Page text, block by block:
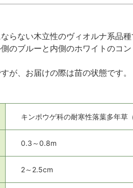
らない木立性のヴィオルナ系品
のブルーと内側のホワイトのコ
が、お届けの際は苗の状態です。
キンポウゲ科の耐寒性落葉多年草
0.3～0.8m
2～2.5cm